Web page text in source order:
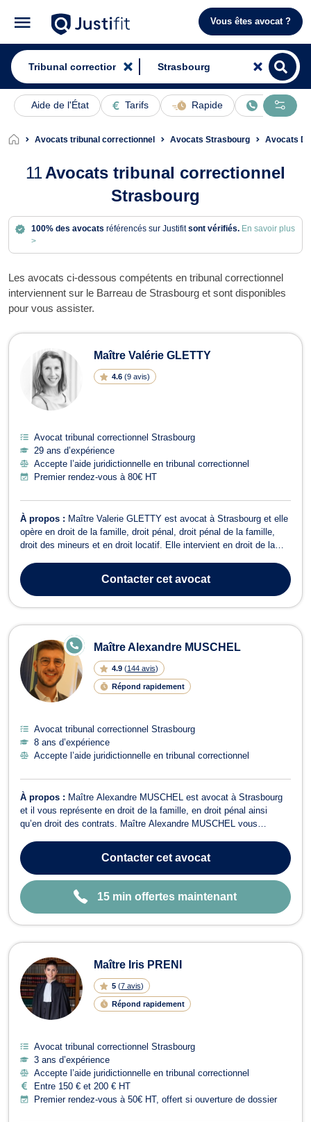
Vous êtes avocat ?
Aide de l'État Tarifs Rapide En ligne
Avocats tribunal correctionnel Avocats Strasbourg Avocats
11Avocats tribunal correctionnel
Strasbourg
100% des avocats référencés sur Justifitsont vérifiés. En savoir plus
>
Les avocats ci-dessous compétents en tribunal correctionnel
interviennent sur le Barreau de Strasbourg et sont disponibles
pour vous assister.
Avocats en tribunal correctionnel à
Maître Valérie GLETTY
4.6 (9 avis)
Avocat tribunal correctionnel Strasbourg
29 ans d’expérience
Accepte l’aide juridictionnelle en tribunal correctionnel
Premier rendez-vous à 80€ HT
À propos : Maître Valerie GLETTY est avocat à Strasbourg et elle
opère en droit de la famille, droit pénal, droit pénal de la famille,
droit des mineurs et en droit locatif. Elle intervient en droit de la
ou contentieux, pension alimentaire, garde d'enfant, PACS, part...
Contactercet avocat
Maître Alexandre MUSCHEL
4.9 (144 avis)
Répond rapidement
E
N
LI
G
N
E
Avocat tribunal correctionnel Strasbourg
8 ans d’expérience
Accepte l’aide juridictionnelle en tribunal correctionnel
À propos : Maître Alexandre MUSCHEL est avocat à Strasbourg
et il vous représente en droit de la famille, en droit pénal ainsi
qu’en droit des contrats. Maître Alexandre MUSCHEL vous
tous ses champs de compétences. Cet avocat opère notamment
en matière de procédure ...Contactercet avocat
15 min offertes maintenant
Maître Iris PRENI
5 (7 avis)
Répond rapidement
Avocat tribunal correctionnel Strasbourg
3 ans d’expérience
Accepte l’aide juridictionnelle en tribunal correctionnel
Entre 150 € et 200 € HT
Premier rendez-vous à 50€ HT, offert si ouverture de dossier